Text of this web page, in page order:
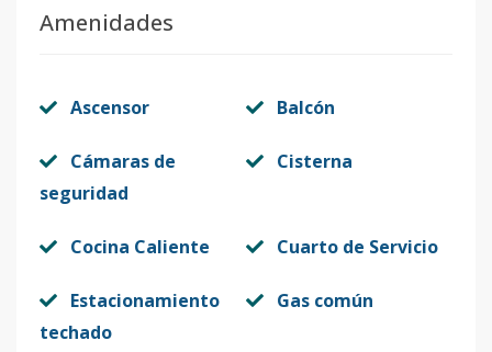
Amenidades
Ascensor Balcón
Cámaras de
seguridad
Cisterna
Cocina Caliente Cuarto de Servicio
Estacionamiento
techado
Gas común